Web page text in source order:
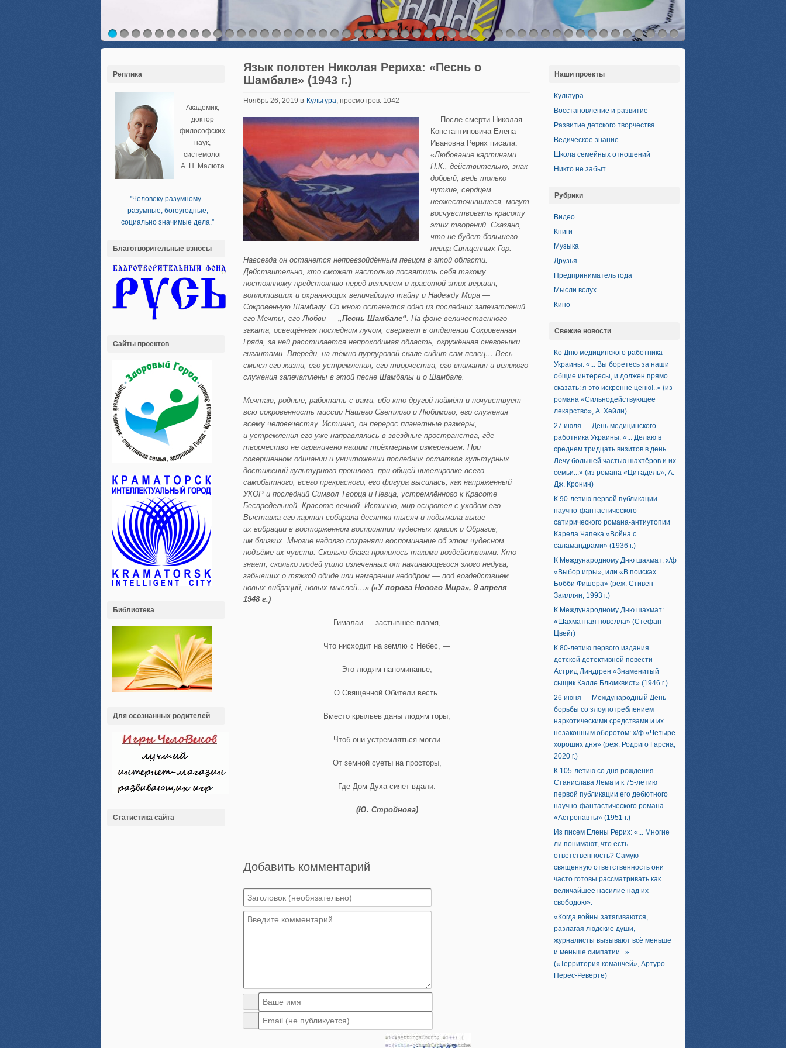
Реплика
Академик,
доктор
философских
наук,
системолог
А. Н. Малюта
''Человеку разумному -
разумные, богоугодные,
социально значимые дела.''
Благотворительные взносы
Сайты проектов
Библиотека
Для осознанных родителей
Статистика сайта
Язык полотен Николая Рериха: «Песнь о
Шамбале» (1943 г.)
Ноябрь 26, 2019 в Культура, просмотров: 1042
… После смерти Николая
Константиновича Елена
Ивановна Рерих писала:
«Любование картинами
Н.К., действительно, знак
добрый, ведь только
чуткие, сердцем
неожесточившиеся, могут
восчувствовать красоту
этих творений. Сказано,
что не будет большего
певца Священных Гор.
Навсегда он останется непревзойдённым певцом в этой области.
Действительно, кто сможет настолько посвятить себя такому
постоянному предстоянию перед величием и красотой этих вершин,
воплотивших и охраняющих величайшую тайну и Надежду Мира —
Сокровенную Шамбалу. Со мною останется одно из последних запечатлений
его Мечты, его Любви — „Песнь Шамбале“. На фоне величественного
заката, освещённая последним лучом, сверкает в отдалении Сокровенная
Гряда, за ней расстилается непроходимая область, окружённая снеговыми
гигантами. Впереди, на тёмно-пурпуровой скале сидит сам певец… Весь
смысл его жизни, его устремления, его творчества, его внимания и великого
служения запечатлены в этой песне Шамбалы и о Шамбале.
Мечтаю, родные, работать с вами, ибо кто другой поймёт и почувствует
всю сокровенность миссии Нашего Светлого и Любимого, его служения
всему человечеству. Истинно, он перерос планетные размеры,
и устремления его уже направлялись в звёздные пространства, где
творчество не ограничено нашим трёхмерным измерением. При
совершенном одичании и уничтожении последних остатков культурных
достижений культурного прошлого, при общей нивелировке всего
самобытного, всего прекрасного, его фигура высилась, как напряженный
УКОР и последний Символ Творца и Певца, устремлённого к Красоте
Беспредельной, Красоте вечной. Истинно, мир осиротел с уходом его.
Выставка его картин собирала десятки тысяч и подымала выше
их вибрации в восторженном восприятии чудесных красок и Образов,
им близких. Многие надолго сохраняли воспоминание об этом чудесном
подъёме их чувств. Сколько блага пролилось такими воздействиями. Кто
знает, сколько людей ушло излеченных от начинающегося злого недуга,
забывших о тяжкой обиде или намерении недобром — под воздействием
новых вибраций, новых мыслей…» («У порога Нового Мира», 9 апреля
1948 г.)
Гималаи — застывшее пламя,
Что нисходит на землю с Небес, —
Это людям напоминанье,
О Священной Обители весть.
Вместо крыльев даны людям горы,
Чтоб они устремляться могли
От земной суеты на просторы,
Где Дом Духа сияет вдали.
(Ю. Стройнова)
Добавить комментарий
Наши проекты
Культура
Восстановление и развитие
Развитие детского творчества
Ведическое знание
Школа семейных отношений
Никто не забыт
Рубрики
Видео
Книги
Музыка
Друзья
Предприниматель года
Мысли вслух
Кино
Свежие новости
Ко Дню медицинского работника
Украины: «... Вы боретесь за наши
общие интересы, и должен прямо
сказать: я это искренне ценю!..» (из
романа «Сильнодействующее
лекарство», А. Хейли)
27 июля — День медицинского
работника Украины: «... Делаю в
среднем тридцать визитов в день.
Лечу большей частью шахтёров и их
семьи...» (из романа «Цитадель», А.
Дж. Кронин)
К 90-летию первой публикации
научно-фантастического
сатирического романа-антиутопии
Карела Чапека «Война с
саламандрами» (1936 г.)
К Международному Дню шахмат: х/ф
«Выбор игры», или «В поисках
Бобби Фишера» (реж. Стивен
Заиллян, 1993 г.)
К Международному Дню шахмат:
«Шахматная новелла» (Стефан
Цвейг)
К 80-летию первого издания
детской детективной повести
Астрид Линдгрен «Знаменитый
сыщик Калле Блюмквист» (1946 г.)
26 июня — Международный День
борьбы со злоупотреблением
наркотическими средствами и их
незаконным оборотом: х/ф «Четыре
хороших дня» (реж. Родриго Гарсиа,
2020 г.)
К 105-летию со дня рождения
Станислава Лема и к 75-летию
первой публикации его дебютного
научно-фантастического романа
«Астронавты» (1951 г.)
Из писем Елены Рерих: «... Многие
ли понимают, что есть
ответственность? Самую
священную ответственность они
часто готовы рассматривать как
величайшее насилие над их
свободою».
«Когда войны затягиваются,
разлагая людские души,
журналисты вызывают всё меньше
и меньше симпатии...»
(«Территория команчей», Артуро
Перес-Реверте)